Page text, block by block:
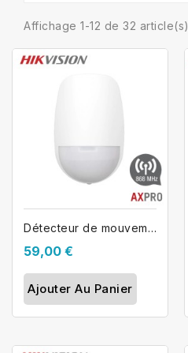
Affichage 1-12 de 32 article(s)
Détecteur de mouvement HIKVISION AX...
59,00 €
Ajouter Au Panier